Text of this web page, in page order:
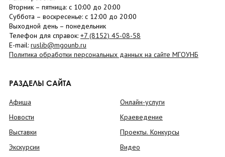
Вторник – пятница: с 10:00 до 20:00
Суббота – воскресенье: c 12:00 до 20:00
Выходной день – понедельник
Телефон для справок: +7 (8152) 45-08-58
E-mail: ruslib@mgounb.ru
Политика обработки персональных данных на сайте МГОУНБ
РАЗДЕЛЫ САЙТА
Афиша
Новости
Выставки
Экскурсии
Онлайн-услуги
Краеведение
Проекты. Конкурсы
Видео